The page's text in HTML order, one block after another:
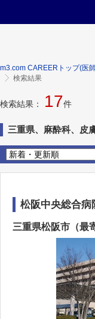
m3.com CAREERトップ(医
検索結果
検索結果： 17件
三重県、麻酔科、皮
松阪中央総合病
三重県松阪市（最